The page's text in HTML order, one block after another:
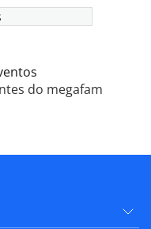
do megafam